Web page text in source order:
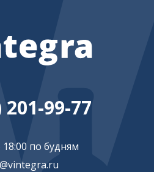
201-99-77
18:00 по будням